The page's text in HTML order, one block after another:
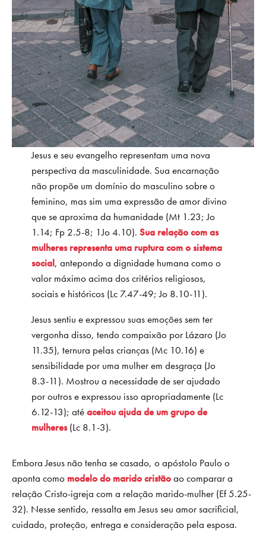
Jesus e seu evangelho representam uma nova
perspectiva da masculinidade. Sua encarnação
não propõe um domínio do masculino sobre o
feminino, mas sim uma expressão de amor divino
que se aproxima da humanidade (Mt 1.23; Jo
1.14; Fp 2.5-8; 1Jo 4.10). Sua relação com as
mulheres representa uma ruptura com o sistema
social, antepondo a dignidade humana como o
valor máximo acima dos critérios religiosos,
sociais e históricos (Lc 7.47-49; Jo 8.10-11).
Jesus sentiu e expressou suas emoções sem ter
vergonha disso, tendo compaixão por Lázaro (Jo
11.35), ternura pelas crianças (Mc 10.16) e
sensibilidade por uma mulher em desgraça (Jo
8.3-11). Mostrou a necessidade de ser ajudado
por outros e expressou isso apropriadamente (Lc
6.12-13); atéaceitou ajuda de um grupo de
mulheres(Lc 8.1-3).
Embora Jesus não tenha se casado, o apóstolo Paulo o
aponta como modelo do marido cristãoao comparar a
relação Cristo-igreja com a relação marido-mulher (Ef 5.25-
32). Nesse sentido, ressalta em Jesus seu amor sacrificial,
cuidado, proteção, entrega e consideração pela esposa.